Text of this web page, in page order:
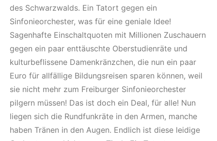
des Schwarzwalds. Ein Tatort gegen ein
Sinfonieorchester, was für eine geniale Idee!
Sagenhafte Einschaltquoten mit Millionen Zuschauern
gegen ein paar enttäuschte Oberstudienräte und
kulturbeflissene Damenkränzchen, die nun ein paar
Euro für allfällige Bildungsreisen sparen können, weil
sie nicht mehr zum Freiburger Sinfonieorchester
pilgern müssen! Das ist doch ein Deal, für alle! Nun
liegen sich die Rundfunkräte in den Armen, manche
haben Tränen in den Augen. Endlich ist diese leidige